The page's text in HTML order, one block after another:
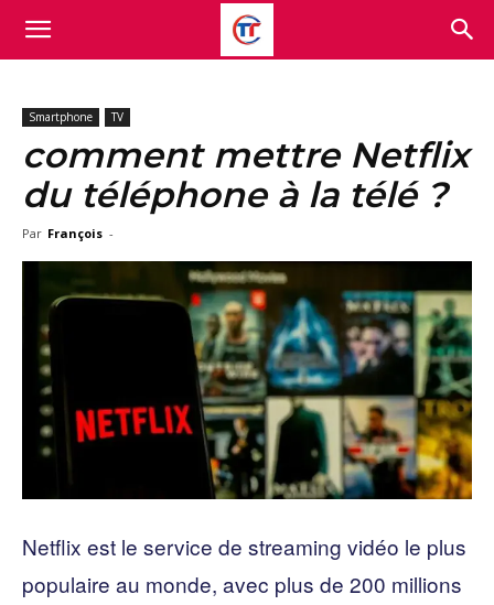
Smartphone TV
comment mettre Netflix
du téléphone à la télé ?
Par François -
Netflix est le service de streaming vidéo le plus
populaire au monde, avec plus de 200 millions